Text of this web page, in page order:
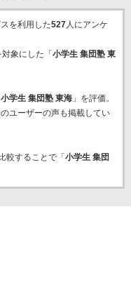
を利用した527人にアンケ
象にした「 小学生 集団塾 東
小学生 集団塾 東海」を評価。
ユーザーの声も掲載してい
較することで「 小学生 集団